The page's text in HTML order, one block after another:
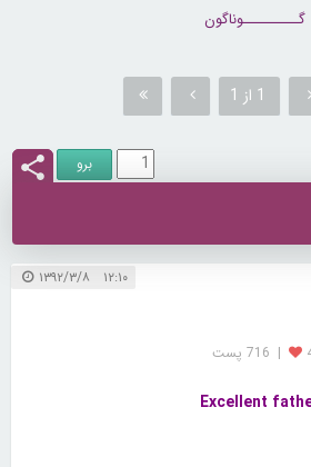
گــــــــــوناگون
1 از 1
۱۲:۱۰ ۱۳۹۲/۳/۸
| 716 پست